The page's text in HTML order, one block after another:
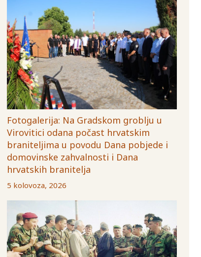
Fotogalerija: Na Gradskom groblju u
Virovitici odana počast hrvatskim
braniteljima u povodu Dana pobjede i
domovinske zahvalnosti i Dana
hrvatskih branitelja
5 kolovoza, 2026